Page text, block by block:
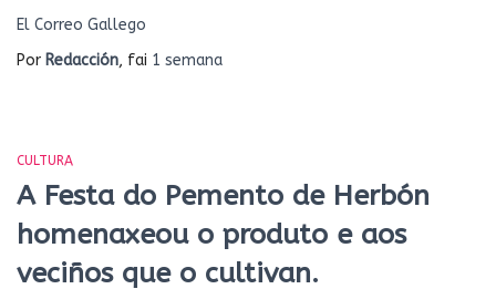
El Correo Gallego
Por Redacción, fai 1 semana
CULTURA
A Festa do Pemento de Herbón
homenaxeou o produto e aos
veciños que o cultivan.